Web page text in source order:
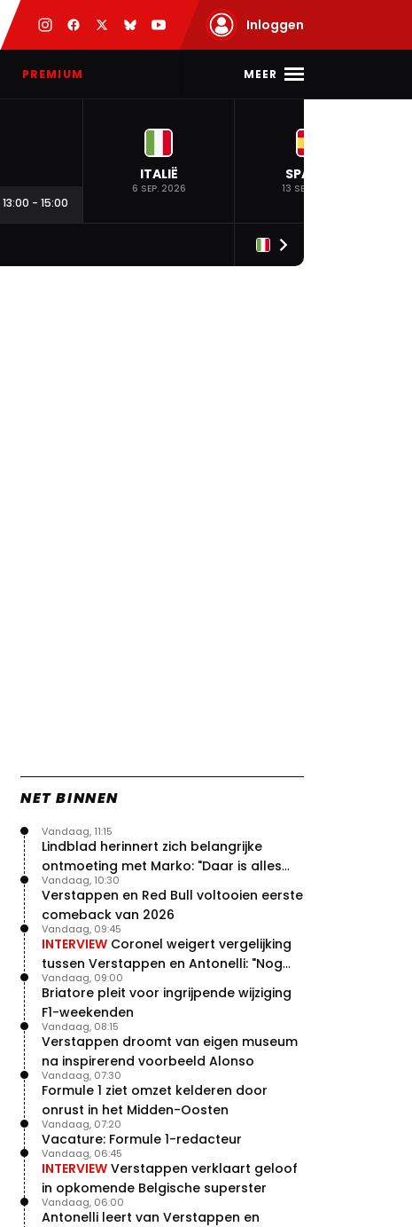
Inloggen
PREMIUM MEER
13:00 - 15:00
ITALIË
6 SEP. 2026
SPANJE
13 SEP. 2026
NET BINNEN
Lindblad herinnert zich belangrijke
ontmoeting met Marko: "Daar is alles
echt begonnen"
Vandaag, 11:15
Verstappen en Red Bull voltooien eerste
comeback van 2026
Vandaag, 10:30
INTERVIEW Coronel weigert vergelijking
tussen Verstappen en Antonelli: "Nog
niet dat niveau"
Vandaag, 09:45
Briatore pleit voor ingrijpende wijziging
F1-weekenden
Vandaag, 09:00
Verstappen droomt van eigen museum
na inspirerend voorbeeld Alonso
Vandaag, 08:15
Formule 1 ziet omzet kelderen door
onrust in het Midden-Oosten
Vandaag, 07:30
Vacature: Formule 1-redacteur
Vandaag, 07:20
INTERVIEW Verstappen verklaart geloof
in opkomende Belgische superster
Vandaag, 06:45
Antonelli leert van Verstappen en
Vandaag, 06:00